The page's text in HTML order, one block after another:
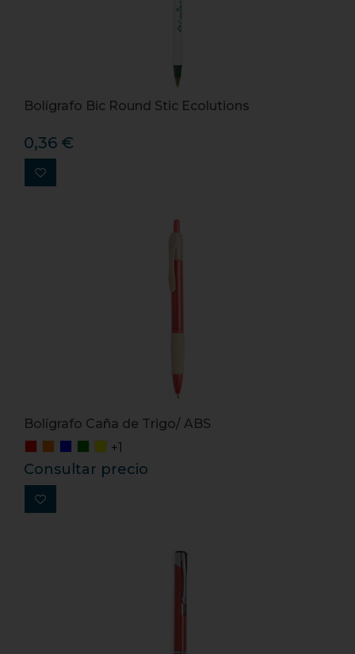
Bolígrafo Bic Round Stic Ecolutions
0,36 €
Bolígrafo Caña de Trigo/ ABS
+1
Consultar precio